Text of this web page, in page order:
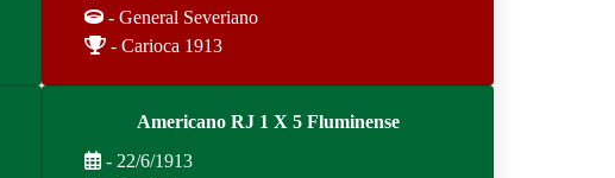
- General Severiano
- Carioca 1913
Americano RJ 1 X 5 Fluminense
- 22/6/1913